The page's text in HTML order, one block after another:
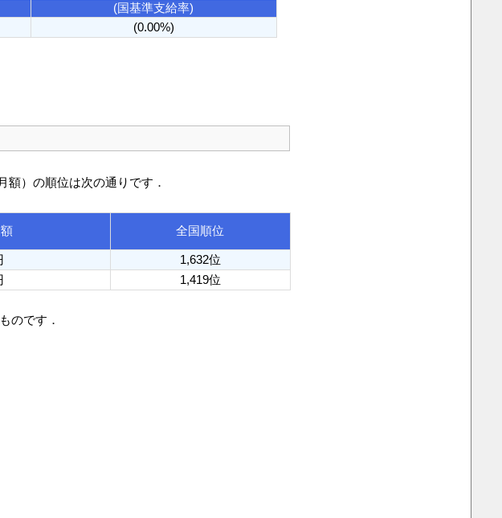
(国基準支給率)
(0.00%)
）の順位は次の通りです．
全国順位
1,632位
1,419位
のです．